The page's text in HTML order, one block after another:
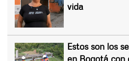
vida
Estos son los
en Bogotá con